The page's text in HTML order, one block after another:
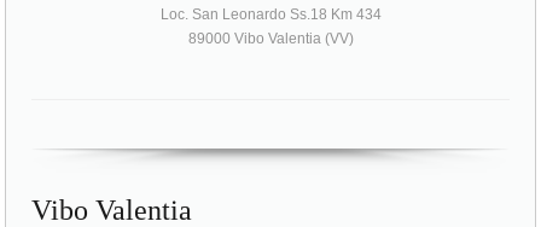
Loc. San Leonardo Ss.18 Km 434
89000 Vibo Valentia (VV)
Vibo Valentia